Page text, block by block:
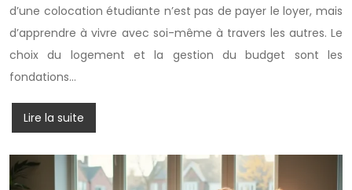
d’une colocation étudiante n’est pas de payer le loyer, mais
d’apprendre à vivre avec soi-même à travers les autres. Le
choix du logement et la gestion du budget sont les
fondations…
Lire la suite